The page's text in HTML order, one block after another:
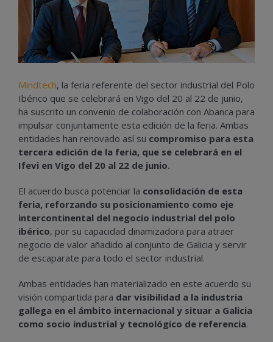
Mindtech, la feria referente del sector industrial del Polo
Ibérico que se celebrará en Vigo del 20 al 22 de junio,
ha suscrito un convenio de colaboración con Abanca para
impulsar conjuntamente esta edición de la feria. Ambas
entidades han renovado así su compromiso para esta
tercera edición de la feria, que se celebrará en el
Ifevi en Vigo del 20 al 22 de junio.
El acuerdo busca potenciar la consolidación de esta
feria, reforzando su posicionamiento como eje
intercontinental del negocio industrial del polo
ibérico, por su capacidad dinamizadora para atraer
negocio de valor añadido al conjunto de Galicia y servir
de escaparate para todo el sector industrial.
Ambas entidades han materializado en este acuerdo su
visión compartida para dar visibilidad a la industria
gallega en el ámbito internacional y situar a Galicia
como socio industrial y tecnológico de referencia.